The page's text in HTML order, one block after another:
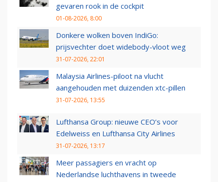
gevaren rook in de cockpit
01-08-2026, 8:00
Donkere wolken boven IndiGo:
prijsvechter doet widebody-vloot weg
31-07-2026, 22:01
Malaysia Airlines-piloot na vlucht
aangehouden met duizenden xtc-pillen
31-07-2026, 13:55
Lufthansa Group: nieuwe CEO’s voor
Edelweiss en Lufthansa City Airlines
31-07-2026, 13:17
Meer passagiers en vracht op
Nederlandse luchthavens in tweede